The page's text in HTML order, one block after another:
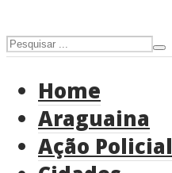
Home
Araguaina
Ação Policial